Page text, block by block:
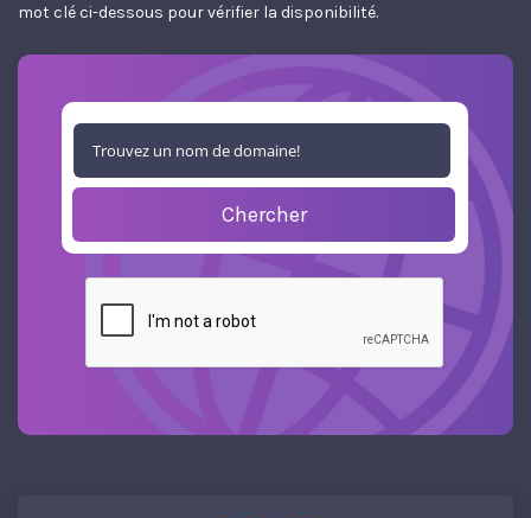
mot clé ci-dessous pour vérifier la disponibilité.
Chercher